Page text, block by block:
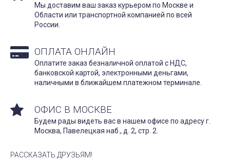
Мы доставим ваш заказ курьером по Москве и
Области или транспортной компанией по всей
России.
ОПЛАТА ОНЛАЙН
Оплатите заказ безналичной оплатой с НДС,
банковской картой, электронными деньгами,
наличными в ближайшем платежном терминале.
ОФИС В МОСКВЕ
Будем рады видеть вас в нашем офисе по адресу г.
Москва, Павелецкая наб., д. 2, стр. 2.
РАССКАЗАТЬ ДРУЗЬЯМ!